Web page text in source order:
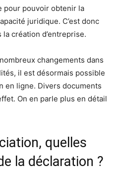
pour pouvoir obtenir la
juridique. C’est donc
création d’entreprise.
changements dans
il est désormais possible
en ligne. Divers documents
On en parle plus en détail
quelles
la déclaration ?